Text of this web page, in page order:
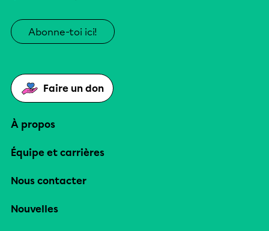
Abonne-toi ici!
Faire un don
À propos
Équipe et carrières
Nous contacter
Nouvelles